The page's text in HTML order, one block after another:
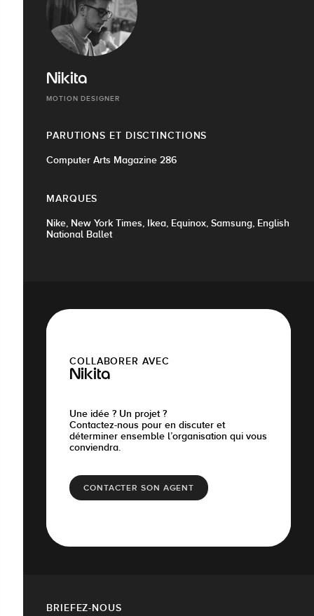
Nikita
MOTION DESIGNER
PARUTIONS ET DISCTINCTIONS
Computer Arts Magazine 286
MARQUES
Nike, New York Times, Ikea, Equinox, Samsung, English
National Ballet
COLLABORER AVEC
Nikita
Une idée ? Un projet ?
Contactez-nous pour en discuter et
déterminer ensemble l’organisation qui vous
conviendra.
CONTACTER SON AGENT
BRIEFEZ-NOUS